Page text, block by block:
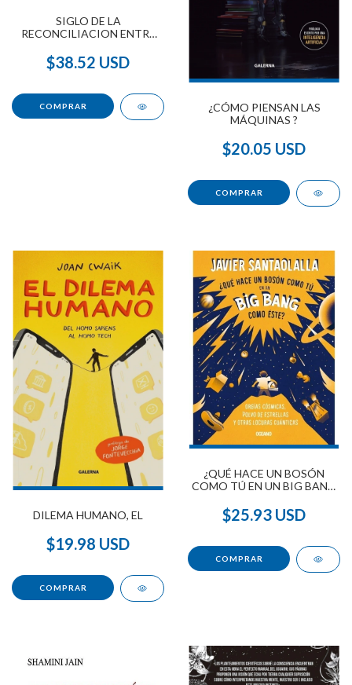
SIGLO DE LA
RECONCILIACION ENTRE
ESPIRITUALIDAD , EL
$38.52 USD
¿CÓMO PIENSAN LAS
MÁQUINAS ?
$20.05 USD
DILEMA HUMANO, EL
$19.98 USD
¿QUÉ HACE UN BOSÓN
COMO TÚ EN UN BIG BANG
$25.93 USD